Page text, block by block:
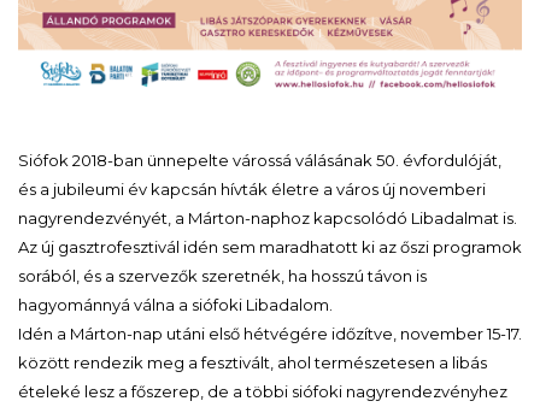
Siófok 2018-ban ünnepelte várossá válásának 50. évfordulóját,
és a jubileumi év kapcsán hívták életre a város új novemberi
nagyrendezvényét, a Márton-naphoz kapcsolódó Libadalmat is.
Az új gasztrofesztivál idén sem maradhatott ki az őszi programok
sorából, és a szervezők szeretnék, ha hosszú távon is
hagyománnyá válna a siófoki Libadalom.
Idén a Márton-nap utáni első hétvégére időzítve, november 15-17.
között rendezik meg a fesztivált, ahol természetesen a libás
ételeké lesz a főszerep, de a többi siófoki nagyrendezvényhez